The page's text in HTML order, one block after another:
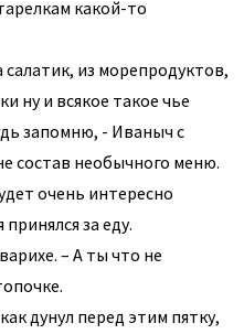
какой-то
из морепродуктов,
ну и всякое такое чье
запомню, - Иваныч с
состав необычного меню.
очень интересно
за еду.
– А ты что не
дунул перед этим пятку,